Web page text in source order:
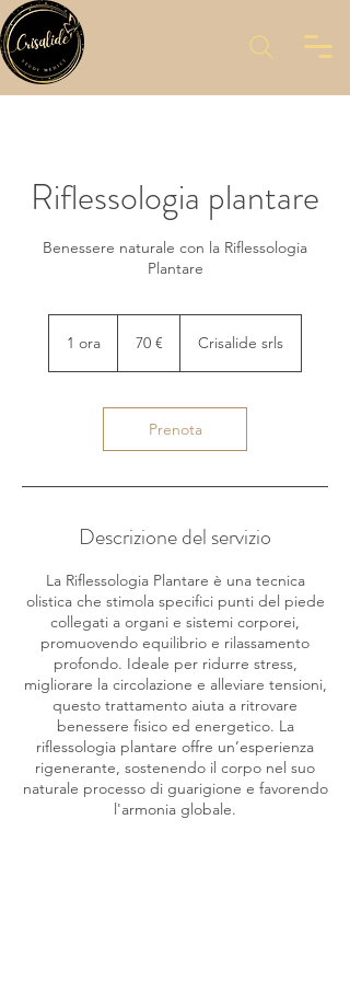
Riflessologia plantare
Benessere naturale con la Riflessologia
Plantare
1 ora 70 € Crisalide srls
Prenota
Descrizione del servizio
La Riflessologia Plantare è una tecnica
olistica che stimola specifici punti del piede
collegati a organi e sistemi corporei,
promuovendo equilibrio e rilassamento
profondo. Ideale per ridurre stress,
migliorare la circolazione e alleviare tensioni,
questo trattamento aiuta a ritrovare
benessere fisico ed energetico. La
riflessologia plantare offre un’esperienza
rigenerante, sostenendo il corpo nel suo
naturale processo di guarigione e favorendo
l'armonia globale.